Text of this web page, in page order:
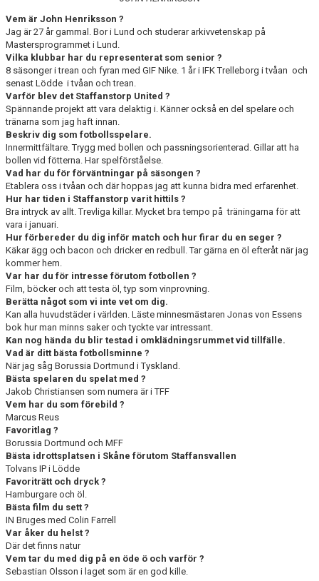
MEDLEMSTIPS
EM / VM TIPS
Vem är John Henriksson ?
Jag är 27 år gammal. Bor i Lund och studerar arkivvetenskap på
Mastersprogrammet i Lund.
Vilka klubbar har du representerat som senior ?
8 säsonger i trean och fyran med GIF Nike. 1 år i IFK Trelleborg i tvåan och
senast Lödde i tvåan och trean.
Varför blev det Staffanstorp United ?
Spännande projekt att vara delaktig i. Känner också en del spelare och
tränarna som jag haft innan.
Beskriv dig som fotbollsspelare.
Innermittfältare. Trygg med bollen och passningsorienterad. Gillar att ha
bollen vid fötterna. Har spelförståelse.
Vad har du för förväntningar på säsongen ?
Etablera oss i tvåan och där hoppas jag att kunna bidra med erfarenhet.
Hur har tiden i Staffanstorp varit hittils ?
Bra intryck av allt. Trevliga killar. Mycket bra tempo på träningarna för att
vara i januari.
Hur förbereder du dig inför match och hur firar du en seger ?
Käkar ägg och bacon och dricker en redbull. Tar gärna en öl efteråt när jag
kommer hem.
Var har du för intresse förutom fotbollen ?
Film, böcker och att testa öl, typ som vinprovning.
Berätta något som vi inte vet om dig.
Kan alla huvudstäder i världen. Läste minnesmästaren Jonas von Essens
bok hur man minns saker och tyckte var intressant.
Kan nog hända du blir testad i omklädningsrummet vid tillfälle.
Vad är ditt bästa fotbollsminne ?
När jag såg Borussia Dortmund i Tyskland.
Bästa spelaren du spelat med ?
Jakob Christiansen som numera är i TFF
Vem har du som förebild ?
Marcus Reus
Favoritlag ?
Borussia Dortmund och MFF
Bästa idrottsplatsen i Skåne förutom Staffansvallen
Tolvans IP i Lödde
Favoriträtt och dryck ?
Hamburgare och öl.
Bästa film du sett ?
IN Bruges med Colin Farrell
Var åker du helst ?
Där det finns natur
Vem tar du med dig på en öde ö och varför ?
Sebastian Olsson i laget som är en god kille.